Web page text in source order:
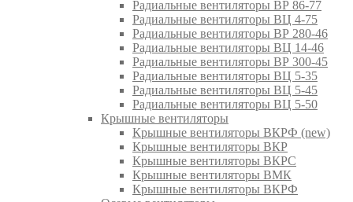
Радиальные вентиляторы ВР 86-77
Радиальные вентиляторы ВЦ 4-75
Радиальные вентиляторы ВР 280-46
Радиальные вентиляторы ВЦ 14-46
Радиальные вентиляторы ВР 300-45
Радиальные вентиляторы ВЦ 5-35
Радиальные вентиляторы ВЦ 5-45
Радиальные вентиляторы ВЦ 5-50
Крышные вентиляторы
Крышные вентиляторы ВКРФ (new)
Крышные вентиляторы ВКР
Крышные вентиляторы ВКРС
Крышные вентиляторы ВМК
Крышные вентиляторы ВКРФ